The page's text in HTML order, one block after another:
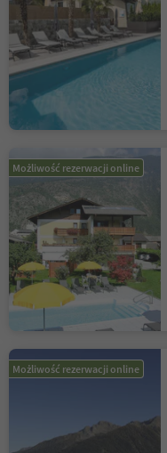
Możliwość rezerwacji online
Możliwość rezerwacji online